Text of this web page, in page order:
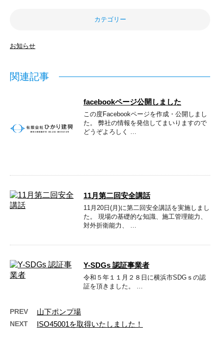
カテゴリー
お知らせ
関連記事
facebookページ公開しました
この度Facebookページを作成・公開しまし
た。 弊社の情報を発信してまいりますので
どうぞよろしく …
11月第二回安全講話
11月20日(月)に第二回安全講話を実施しまし
た。 現場の基礎的な知識、施工管理能力、
対外折衛能力、 …
Y-SDGs 認証事業者
令和５年１１月２８日に横浜市SDGｓの認
証を頂きました。 …
PREV 山下ポンプ場
NEXT ISO45001を取得いたしました！